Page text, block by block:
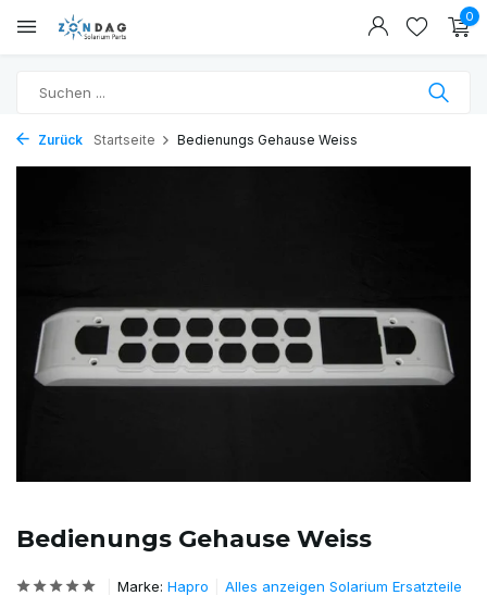
0
Zurück Startseite Bedienungs Gehause Weiss
Bedienungs Gehause Weiss
Marke: Hapro Alles anzeigen Solarium Ersatzteile